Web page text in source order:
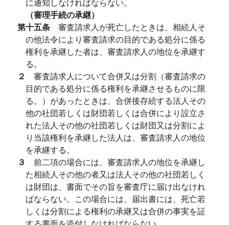
（審理手続の承継）
第十五条 審査請求人が死亡したときは、相続人そ
の他法令により審査請求の目的である処分に係る
権利を承継した者は、審査請求人の地位を承継す
る。
２ 審査請求人について合併又は分割（審査請求の
目的である処分に係る権利を承継させるものに限
る。）があったときは、合併後存続する法人その
他の社団若しくは財団若しくは合併により設立さ
れた法人その他の社団若しくは財団又は分割によ
り当該権利を承継した法人は、審査請求人の地位
を承継する。
３ 前二項の場合には、審査請求人の地位を承継し
た相続人その他の者又は法人その他の社団若しく
は財団は、書面でその旨を審査庁に届け出なけれ
ばならない。この場合には、届出書には、死亡若
しくは分割による権利の承継又は合併の事実を証